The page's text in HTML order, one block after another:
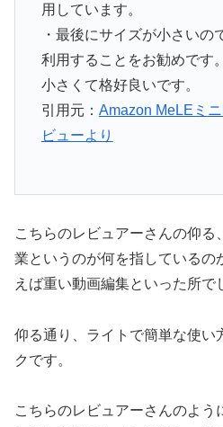
用しています。
・最後にサイズが小さいの
利用することをお勧めです。
小さくて格好良いです。
引用元： Amazon MeLEミ
ビューより
こちらのレビュアーさんの仰
業というのが何を指しているの
えば重い動画編集といった所で
仰る通り、ライトで簡単な使い
クです。
こちらのレビュアーさんのよう